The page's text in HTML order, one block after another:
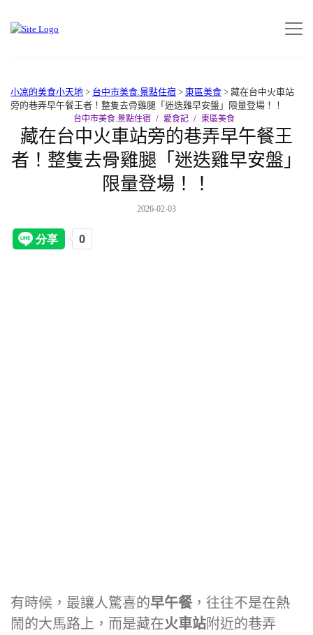
小凉的美食小天地 > 台中市美食.景點住宿 > 東區美食 > 藏在台中火車站
旁的巷弄早午餐王者！整隻去骨雞腿「迷迭雞早安盤」限量登場！！
台中市美食.景點住宿 愛食記 東區美食
藏在台中火車站旁的巷弄早午餐王
者！整隻去骨雞腿「迷迭雞早安盤」
限量登場！！
2026-02-03
有時候，最讓人驚喜的早午餐，往往不是在熱
鬧的大馬路上，而是藏在火車站附近的巷弄